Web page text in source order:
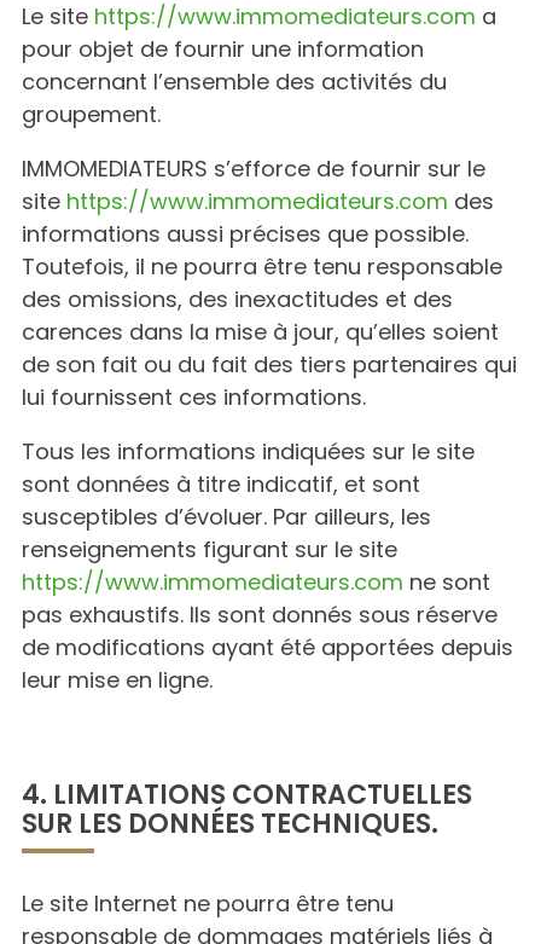
Le site https://www.immomediateurs.com a
pour objet de fournir une information
concernant l’ensemble des activités du
groupement.
IMMOMEDIATEURS s’efforce de fournir sur le
site https://www.immomediateurs.com des
informations aussi précises que possible.
Toutefois, il ne pourra être tenu responsable
des omissions, des inexactitudes et des
carences dans la mise à jour, qu’elles soient
de son fait ou du fait des tiers partenaires qui
lui fournissent ces informations.
Tous les informations indiquées sur le site
sont données à titre indicatif, et sont
susceptibles d’évoluer. Par ailleurs, les
renseignements figurant sur le site
https://www.immomediateurs.com ne sont
pas exhaustifs. Ils sont donnés sous réserve
de modifications ayant été apportées depuis
leur mise en ligne.
4. LIMITATIONS CONTRACTUELLES
SUR LES DONNÉES TECHNIQUES.
Le site Internet ne pourra être tenu
responsable de dommages matériels liés à